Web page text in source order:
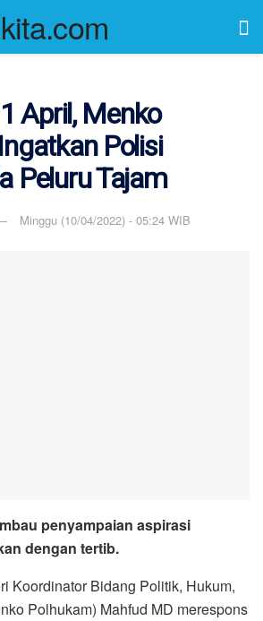
April, Menko
Polisi
Peluru Tajam
Minggu (10/04/2022) - 05:24 WIB
penyampaian aspirasi
dengan tertib.
Koordinator Bidang Politik, Hukum,
Polhukam) Mahfud MD merespons